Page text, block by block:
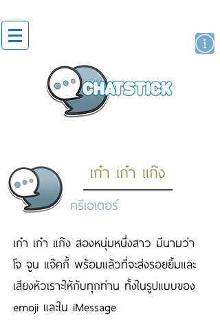
เก๋า เก๋า แก๊ง
ครีเอเตอร์
เก๋า เก๋า แก๊ง สองหนุ่มหนึ่งสาว มีนามว่า
โจ จูน แจ๊คกี้ พร้อมแล้วที่จะส่งรอยยิ้มและ
เสียงหัวเราะให้กับทุกท่าน ทั้งในรูปแบบของ
emoji และใน iMessage